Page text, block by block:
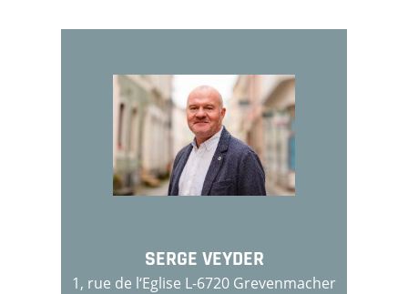
SERGE VEYDER
1, rue de l‘Eglise L-6720 Grevenmacher